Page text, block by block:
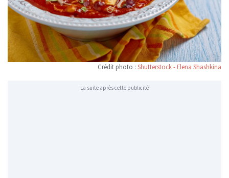
Crédit photo : Shutterstock - Elena Shashkina
La suite après cette publicité